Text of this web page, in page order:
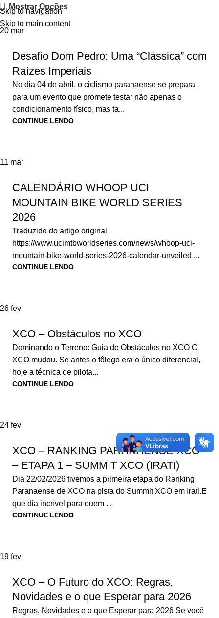
Skip to navigation
Skip to main content
Mostrar Opções
20 mar
Desafio Dom Pedro: Uma “Clássica” com
Raízes Imperiais
No dia 04 de abril, o ciclismo paranaense se prepara
para um evento que promete testar não apenas o
condicionamento físico, mas ta...
CONTINUE LENDO
11 mar
CALENDÁRIO WHOOP UCI
MOUNTAIN BIKE WORLD SERIES
2026
Traduzido do artigo original
https://www.ucimtbworldseries.com/news/whoop-uci-
mountain-bike-world-series-2026-calendar-unveiled ...
CONTINUE LENDO
26 fev
XCO – Obstáculos no XCO
Dominando o Terreno: Guia de Obstáculos no XCO O
XCO mudou. Se antes o fôlego era o único diferencial,
hoje a técnica de pilota...
CONTINUE LENDO
24 fev
XCO – RANKING PARANAENSE XCO
– ETAPA 1 – SUMMIT XCO (IRATI)
Dia 22/02/2026 tivemos a primeira etapa do Ranking
Paranaense de XCO na pista do Summit XCO em Irati.E
que dia incrível para quem ...
CONTINUE LENDO
19 fev
XCO – O Futuro do XCO: Regras,
Novidades e o que Esperar para 2026
Regras, Novidades e o que Esperar para 2026 Se você